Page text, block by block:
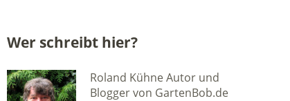
Wer schreibt hier?
Roland Kühne Autor und
Blogger von GartenBob.de